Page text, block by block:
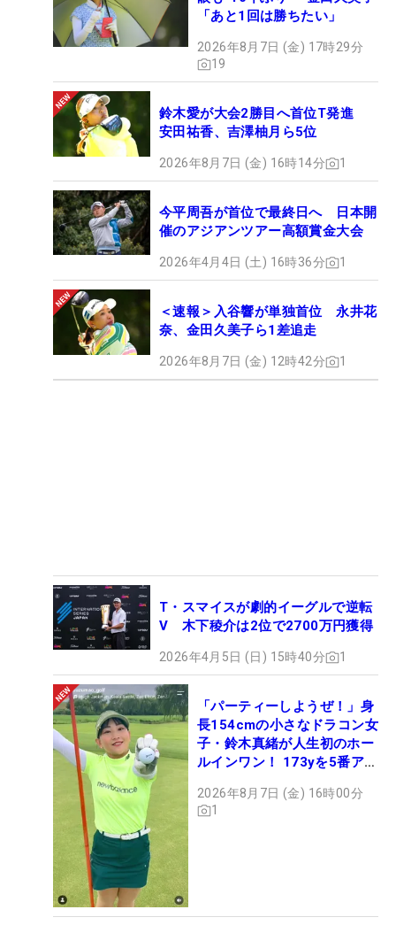
「あと1回は勝ちたい」
2026年8月7日 (金) 17時29分
19
鈴木愛が大会2勝目へ首位T発進
安田祐香、吉澤柚月ら5位
2026年8月7日 (金) 16時14分 1
今平周吾が首位で最終日へ 日本開
催のアジアンツアー高額賞金大会
2026年4月4日 (土) 16時36分 1
＜速報＞入谷響が単独首位 永井花
奈、金田久美子ら1差追走
2026年8月7日 (金) 12時42分 1
T・スマイスが劇的イーグルで逆転
V 木下稜介は2位で2700万円獲得
2026年4月5日 (日) 15時40分 1
「パーティーしようぜ！」身
長154cmの小さなドラコン女
子・鈴木真緒が人生初のホー
ルインワン！ 173yを5番アイ
2026年8月7日 (金) 16時00分
1